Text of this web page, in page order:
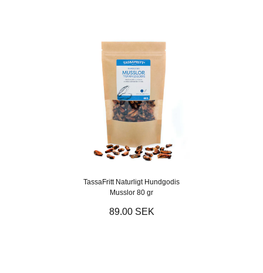
TassaFritt Naturligt Hundgodis
Musslor 80 gr
89.00 SEK